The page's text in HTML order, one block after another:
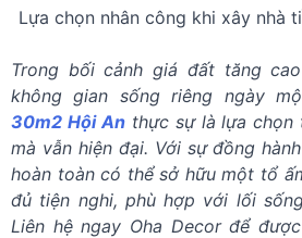
Lựa chọn nhân công khi xây nhà
Trong bối cảnh giá đất tăng
không gian sống riêng ngày
30m2 Hội Anthực sự là lựa chọn
mà vẫn hiện đại. Với sự đồng
hoàn toàn có thể sở hữu một tổ
đủ tiện nghi, phù hợp với lối
Liên hệ ngay Oha Decor để